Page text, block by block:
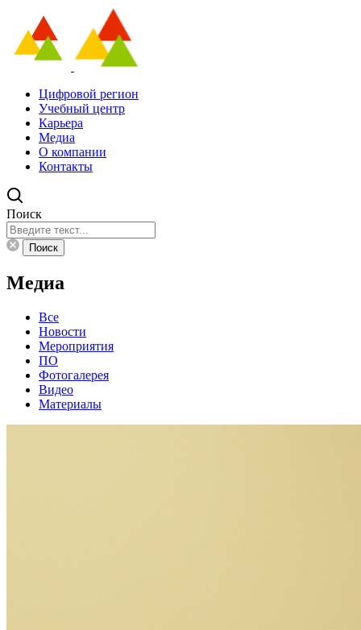
Цифровой регион
Учебный центр
Карьера
Медиа
О компании
Контакты
Поиск
Поиск
Медиа
Все
Новости
Мероприятия
ПО
Фотогалерея
Видео
Материалы